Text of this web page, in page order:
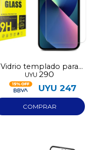
Vidrio templado para
Iphone 17 Pro
UYU 290
UYU 247